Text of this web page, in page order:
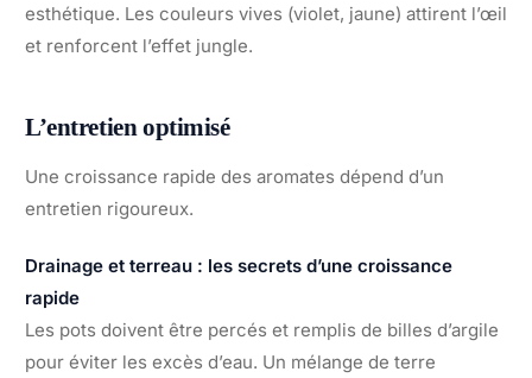
esthétique. Les couleurs vives (violet, jaune) attirent l’œil
et renforcent l’effet jungle.
L’entretien optimisé
Une croissance rapide des aromates dépend d’un
entretien rigoureux.
Drainage et terreau : les secrets d’une croissance
rapide
Les pots doivent être percés et remplis de billes d’argile
pour éviter les excès d’eau. Un mélange de terre